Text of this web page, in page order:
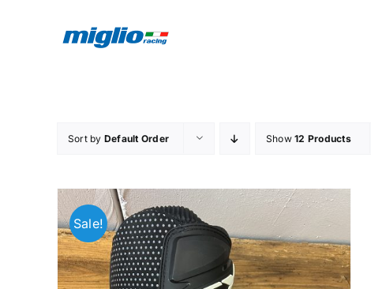
Sort by Default Order Show12 Products
Sale!